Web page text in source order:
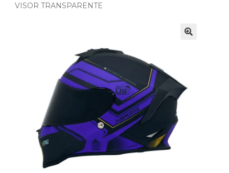
VISOR TRANSPARENTE